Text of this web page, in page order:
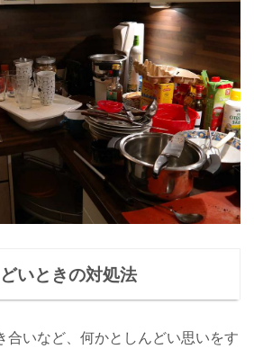
いときの対処法
合いなど、何かとしんどい思いをす